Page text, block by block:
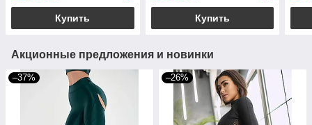
Купить Купить
Акционные предложения и новинки
–37% –26%